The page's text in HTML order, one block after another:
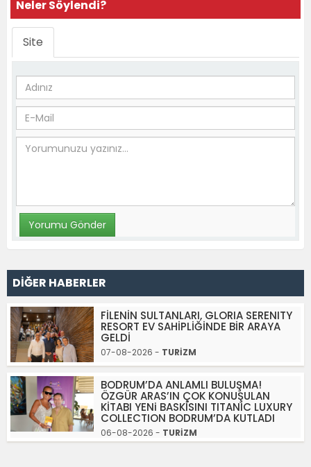
Neler Söylendi?
Site
DİĞER HABERLER
FİLENİN SULTANLARI, GLORIA SERENITY
RESORT EV SAHİPLİĞİNDE BİR ARAYA
GELDİ
07-08-2026 - TURİZM
BODRUM’DA ANLAMLI BULUŞMA!
ÖZGÜR ARAS’IN ÇOK KONUŞULAN
KİTABI YENi BASKISINI TITANIC LUXURY
COLLECTION BODRUM’DA KUTLADI
06-08-2026 - TURİZM